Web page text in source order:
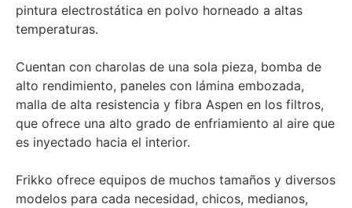
pintura electrostática en polvo horneado a altas
temperaturas.
Cuentan con charolas de una sola pieza, bomba de
alto rendimiento, paneles con lámina embozada,
malla de alta resistencia y fibra Aspen en los filtros,
que ofrece una alto grado de enfriamiento al aire que
es inyectado hacia el interior.
Frikko ofrece equipos de muchos tamaños y diversos
modelos para cada necesidad, chicos, medianos,